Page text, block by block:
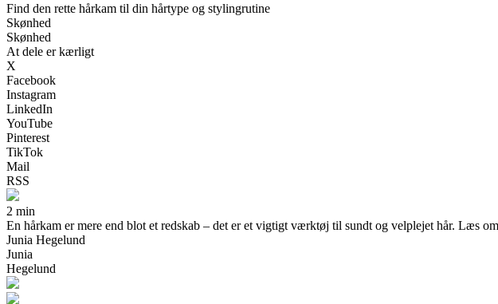
Find den rette hårkam til din hårtype og stylingrutine
Skønhed
Skønhed
At dele er kærligt
X
Facebook
Instagram
LinkedIn
YouTube
Pinterest
TikTok
Mail
RSS
2 min
En hårkam er mere end blot et redskab – det er et vigtigt værktøj til sundt og velplejet hår. Læs
Junia Hegelund
Junia
Hegelund